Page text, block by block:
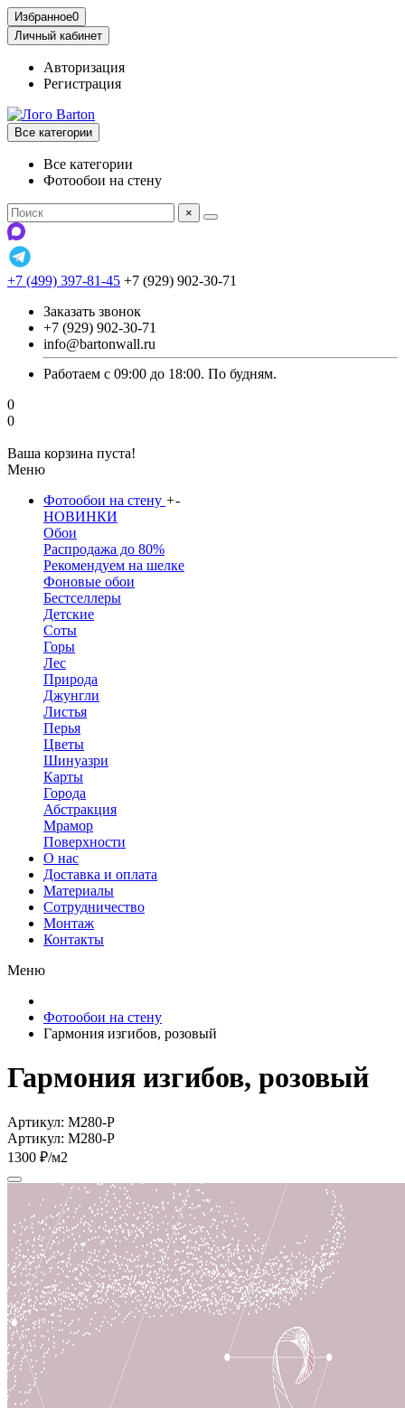
Избранное0
Личный кабинет
Авторизация
Регистрация
Все категории
Все категории
Фотообои на стену
×
+7 (499) 397-81-45 +7 (929) 902-30-71
Заказать звонок
+7 (929) 902-30-71
info@bartonwall.ru
Работаем с 09:00 до 18:00. По будням.
0
0
Ваша корзина пуста!
Меню
Фотообои на стену +-
НОВИНКИ
Обои
Распродажа до 80%
Рекомендуем на шелке
Фоновые обои
Бестселлеры
Детские
Соты
Горы
Лес
Природа
Джунгли
Листья
Перья
Цветы
Шинуазри
Карты
Города
Абстракция
Мрамор
Поверхности
О нас
Доставка и оплата
Материалы
Сотрудничество
Монтаж
Контакты
Меню
Фотообои на стену
Гармония изгибов, розовый
Гармония изгибов, розовый
Артикул: M280-P
Артикул: M280-P
1300 ₽/м2